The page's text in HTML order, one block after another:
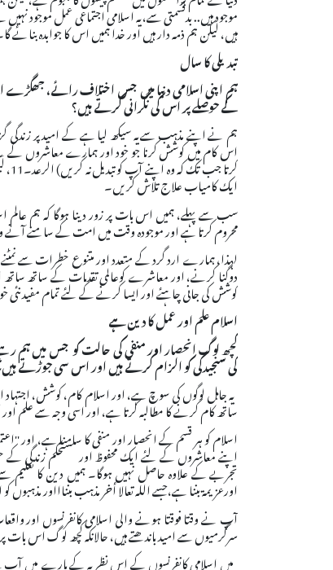
موجود ہیں.. بدقسمتی سے، یہ اسلامی اجتماعی عمل موجود
ہیں، لیکن ہم ذمہ دار ہیں اور خدا ہمیں اس کا جوابدہ بنائے
تبدیلی کا سال
ہم اپنی اسلامی دنیا میں جس اختلاف رائے، جھگڑے
کے حوصلے پر اس کی نگرانی کرتے ہیں؟
ہم نے اپنے مذہب سے یہ سیکھ لیا ہے کے امید پر زندگی
اس کام میں کوشش کرنا جو خود اور ہمارے معاشروں کے لئے
ایک کامیاب علاج تلاش کریں۔
سب سے پہلے، ہمیں اس بات پر زور دینا ہوگا کہ ہم
محروم کرتا ہے اور موجودہ وقت میں امت کے سامنے
لہذا، ہمارے ارد گرد کے متعدد اور متنوع خطرات سے
دوگنا کرنے، اور معاشرے کوعالمی تقدمات کے ساتھ
کوشش کی جانی چاہئے اور ایسا کرنے کے لئے تمام مفید نئی
اسلام علم اور عمل کا دین ہے
کچھ لوگ انحصار اور منفی کی حالت کو جس میں ہم
کی سنجیدگی کو الزام کرتے ہیں اور اس سیجوڑتے
یہ جاہل لوگوں کی سوچ ہے، اور اسلام کام، کوشش،
ساتھ کام کرنے کا مطالبہ کرتا ہے، اور اسی وجہ سے علم
اسلام کو ہر قسم کے انحصار اور منفی کا سامنا ہے، اور
اپنے معاشروں کے لئے ایک محفوظ اور مستحکم زندگی
تجربے کے علاوہ حاصل نہیں ہوگا۔ ہمیں دین کا
اورعزیمۃ بننا ہے،جسے اللہ تعالا أخر مذہب بنناااور
آپ نے وقتا فوقتا ہونے والی اسلامی کانفرنسوں اور
سرگرمیوں سے امید باندھتے ہیں، حالانکہ کچھ لوگ اس بات
میں اسلامی کانفرنسوں کے اس نظریہ کے بارے میں